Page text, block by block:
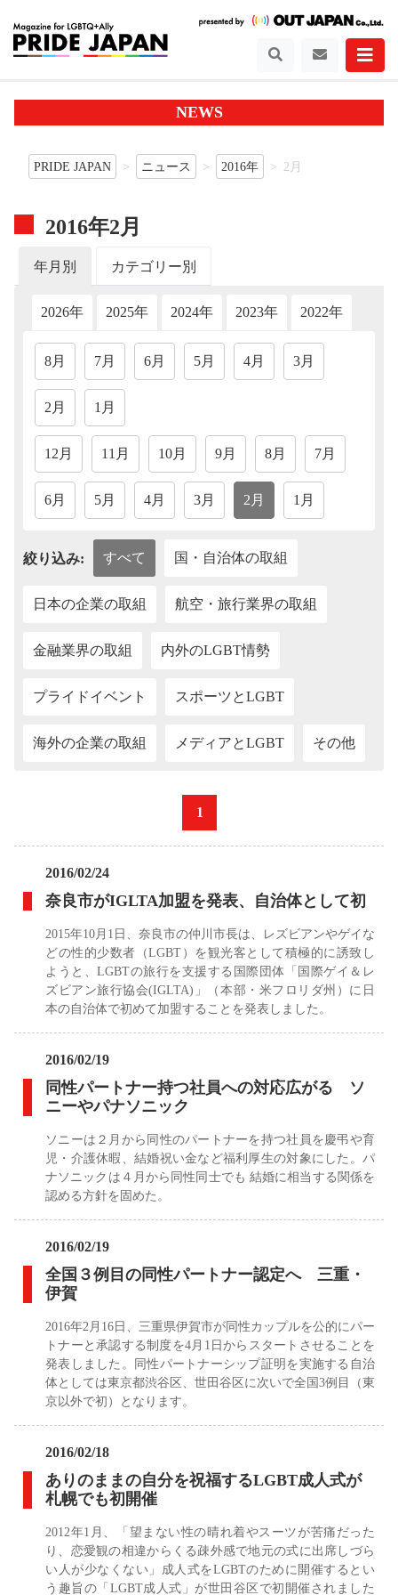
NEWS
PRIDE JAPAN ニュース 2016年 2月
2016年2月
年月別 カテゴリー別
2026年 2025年 2024年 2023年 2022年
8月 7月 6月 5月 4月 3月
2月 1月
12月 11月 10月 9月 8月 7月
6月 5月 4月 3月 2月 1月
絞り込み: すべて 国・自治体の取組
日本の企業の取組 航空・旅行業界の取組
金融業界の取組 内外のLGBT情勢
プライドイベント スポーツとLGBT
海外の企業の取組 メディアとLGBT その他
1
2016/02/24
奈良市がIGLTA加盟を発表、自治体として初
2015年10月1日、奈良市の仲川市長は、レズビアンやゲイな
どの性的少数者（LGBT）を観光客として積極的に誘致し
ようと、LGBTの旅行を支援する国際団体「国際ゲイ＆レ
ズビアン旅行協会(IGLTA)」（本部・米フロリダ州）に日
本の自治体で初めて加盟することを発表しました。
2016/02/19
同性パートナー持つ社員への対応広がる ソ
ニーやパナソニック
ソニーは２月から同性のパートナーを持つ社員を慶弔や育
児・介護休暇、結婚祝い金など福利厚生の対象にした。パ
ナソニックは４月から同性同士でも 結婚に相当する関係を
認める方針を固めた。
2016/02/19
全国３例目の同性パートナー認定へ 三重・
伊賀
2016年2月16日、三重県伊賀市が同性カップルを公的にパー
トナーと承認する制度を4月1日からスタートさせることを
発表しました。同性パートナーシップ証明を実施する自治
体としては東京都渋谷区、世田谷区に次いで全国3例目（東
京以外で初）となります。
2016/02/18
ありのままの自分を祝福するLGBT成人式が
札幌でも初開催
2012年1月、「望まない性の晴れ着やスーツが苦痛だった
り、恋愛観の相違からくる疎外感で地元の式に出席しづら
い人が少なくない」成人式をLGBTのために開催するとい
う趣旨の「LGBT成人式」が世田谷区で初開催されました